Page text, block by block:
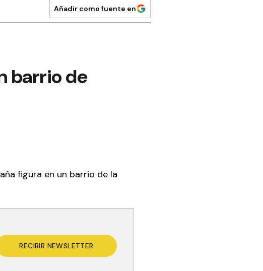
Añadir como fuente en
barrio de
figura en un barrio de la
RECIBIR NEWSLETTER